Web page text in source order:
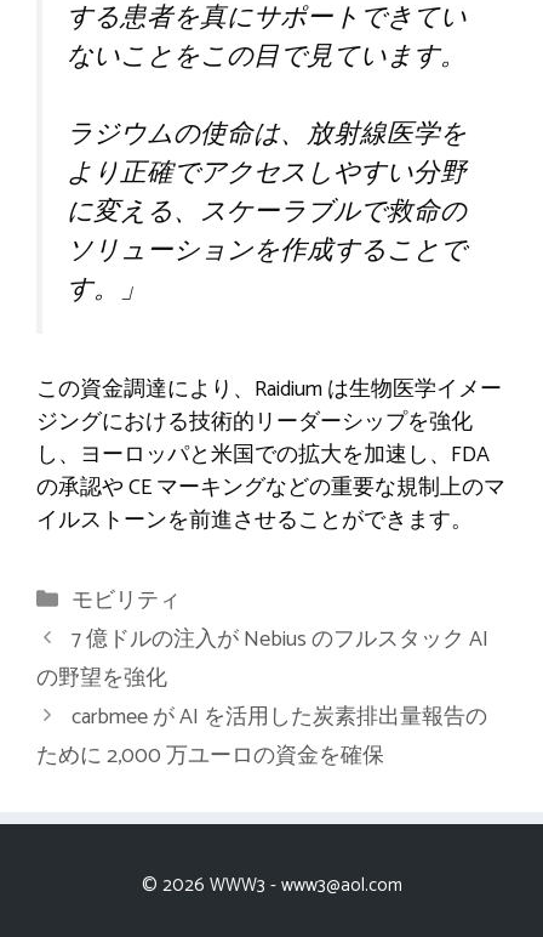
する患者を真にサポートできてい
ないことをこの目で見ています。
ラジウムの使命は、放射線医学を
より正確でアクセスしやすい分野
に変える、スケーラブルで救命の
ソリューションを作成することで
す。」
この資金調達により、Raidium は生物医学イメー
ジングにおける技術的リーダーシップを強化
し、ヨーロッパと米国での拡大を加速し、FDA
の承認や CE マーキングなどの重要な規制上のマ
イルストーンを前進させることができます。
カ
テ
ゴ
リ
ー
モビリティ
7 億ドルの注入が Nebius のフルスタック AI
の野望を強化
carbmee が AI を活用した炭素排出量報告の
ために 2,000 万ユーロの資金を確保
© 2026 WWW3 -www3@aol.com